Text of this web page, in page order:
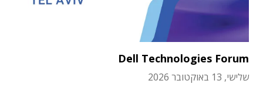
Dell Technologies Forum
שלישי, 13 באוקטובר 2026